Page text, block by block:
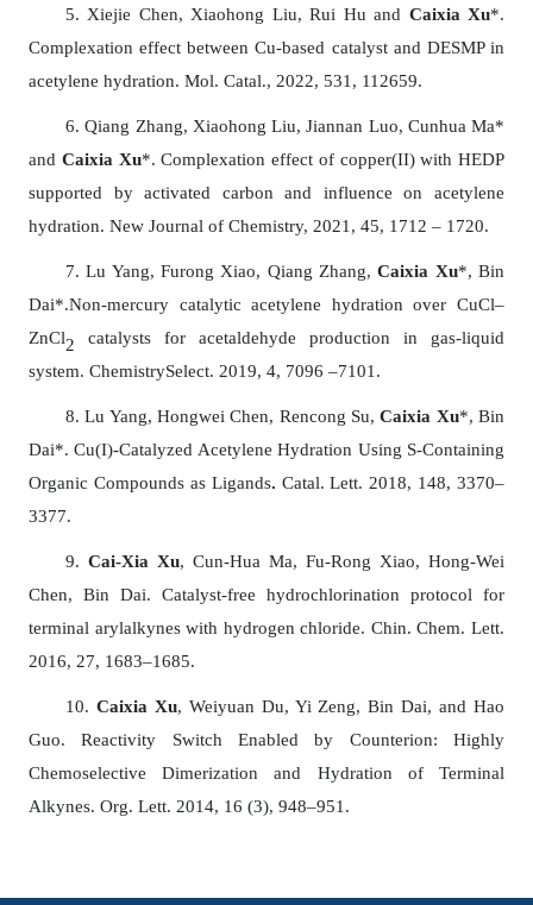
5. Xiejie Chen, Xiaohong Liu,Rui Hu and Caixia Xu*.
Complexation effect between Cu-based catalyst and DESMP in
acetylene hydration. Mol. Catal., 2022, 531 , 112659.
6. Qiang Zhang, Xiaohong Liu, Jiannan Luo, Cunhua Ma*
and Caixia Xu*. Complexation effect of copper(II) with HEDP
supported by activated carbon and influence on acetylene
hydration. New Journal of Chemistry, 2021, 45, 1712 – 1720.
7. Lu Yang, Furong Xiao, Qiang Zhang,Caixia Xu*, Bin
Dai*.Non-mercury catalytic acetylene hydration over CuCl–
ZnCl2 catalysts for acetaldehyde production in gas-liquid
system. ChemistrySelect. 2019, 4, 7096 –7101.
8. Lu Yang, Hongwei Chen, Rencong Su,Caixia Xu*, Bin
Dai*.Cu(I)-Catalyzed Acetylene Hydration Using S-Containing
Organic Compounds as Ligands. Catal. Lett. 2018, 148, 3370–
3377.
9. Cai-Xia Xu, Cun-Hua Ma, Fu-Rong Xiao, Hong-Wei
Chen, Bin Dai. Catalyst-free hydrochlorination protocol for
terminal arylalkynes with hydrogen chloride. Chin. Chem. Lett.
2016, 27, 1683–1685.
10. Caixia Xu, Weiyuan Du, Yi Zeng, Bin Dai, and Hao
Guo. Reactivity Switch Enabled by Counterion: Highly
Chemoselective Dimerization and Hydration of Terminal
Alkynes. Org. Lett. 2014, 16 (3), 948–951.